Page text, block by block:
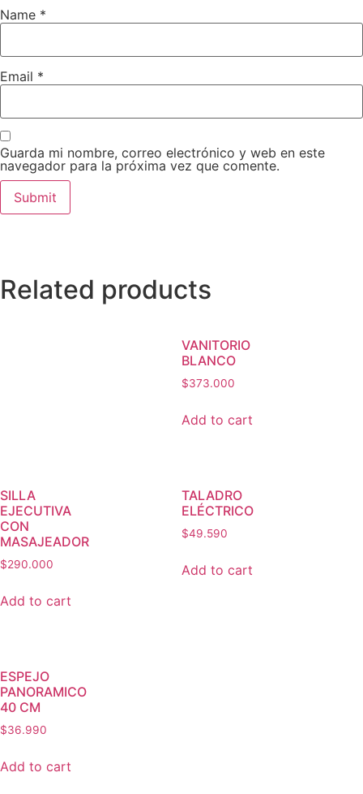
Name *
Email *
Guarda mi nombre, correo electrónico y web en este
navegador para la próxima vez que comente.
Related products
VANITORIO
BLANCO
$373.000
Add to cart
SILLA
EJECUTIVA
CON
MASAJEADOR
$290.000
Add to cart
TALADRO
ELÉCTRICO
$49.590
Add to cart
ESPEJO
PANORAMICO
40 CM
$36.990
Add to cart